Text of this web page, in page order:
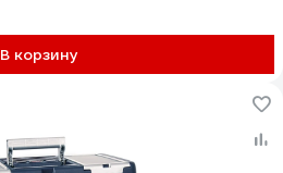
В корзину